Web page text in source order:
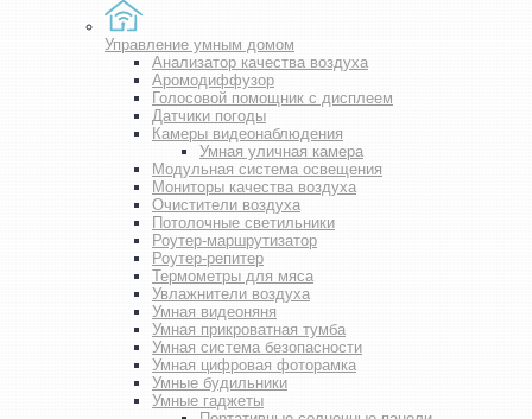
Управление умным домом
Анализатор качества воздуха
Аромодиффузор
Голосовой помощник с дисплеем
Датчики погоды
Камеры видеонаблюдения
Умная уличная камера
Модульная система освещения
Мониторы качества воздуха
Очистители воздуха
Потолочные светильники
Роутер-маршрутизатор
Роутер-репитер
Термометры для мяса
Увлажнители воздуха
Умная видеоняня
Умная прикроватная тумба
Умная система безопасности
Умная цифровая фоторамка
Умные будильники
Умные гаджеты